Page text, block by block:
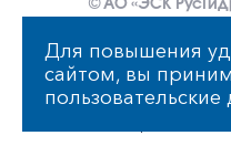
© АО «ЭСК
Уведомление об
Политика
Для повышения
сайтом, вы